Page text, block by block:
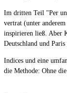
Im dritten Teil "Per
vertrat (unter
inspirieren ließ. Aber
Deutschland und
Indices und eine
die Methode: Ohne